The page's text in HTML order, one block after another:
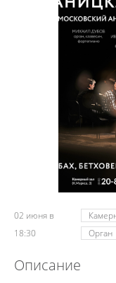
02 июня в
18:30
Орган
Описание